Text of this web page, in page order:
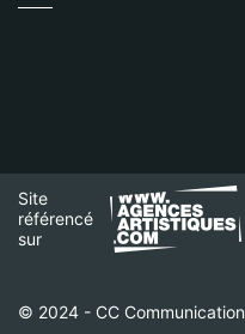
Site
référencé
sur
© 2024 - CC Communication